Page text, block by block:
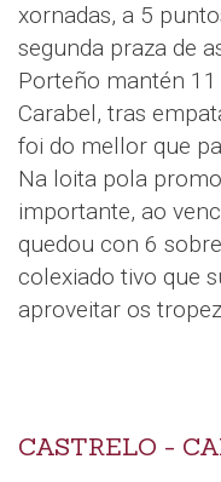
xornadas, a 5
segunda praza de
Porteño mantén
Carabel, tras
foi do mellor que
Na loita pola
importante, ao
quedou con 6
colexiado tivo que
aproveitar os
CASTRELO -